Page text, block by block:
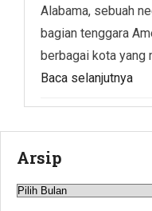
Alabama, sebuah
bagian tenggara
berbagai kota yang
Baca selanjutnya
Arsip
Arsip